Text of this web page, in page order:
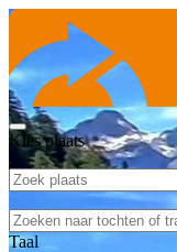
Kies plaats
Taal